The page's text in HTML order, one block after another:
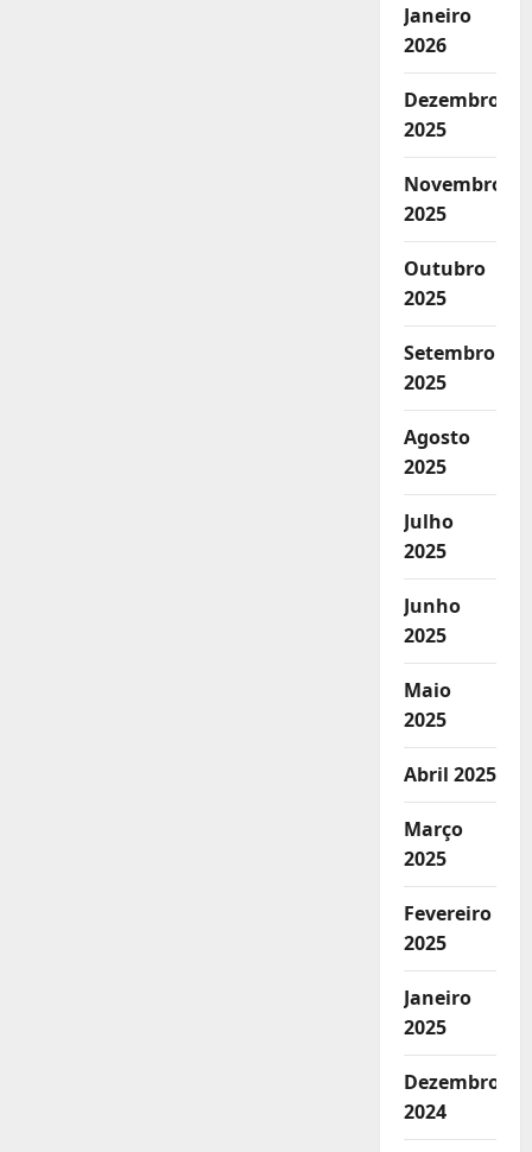
Janeiro
2026
Dezembro
2025
Novembro
2025
Outubro
2025
Setembro
2025
Agosto
2025
Julho
2025
Junho
2025
Maio
2025
Abril 2025
Março
2025
Fevereiro
2025
Janeiro
2025
Dezembro
2024